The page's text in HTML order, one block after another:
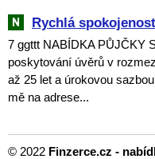
Rychlá spokojenost
7 ggttt NABÍDKA PŮJČKY
poskytování úvěrů v
až 25 let a úrokovou
mě na adrese...
© 2022 Finzerce.cz -